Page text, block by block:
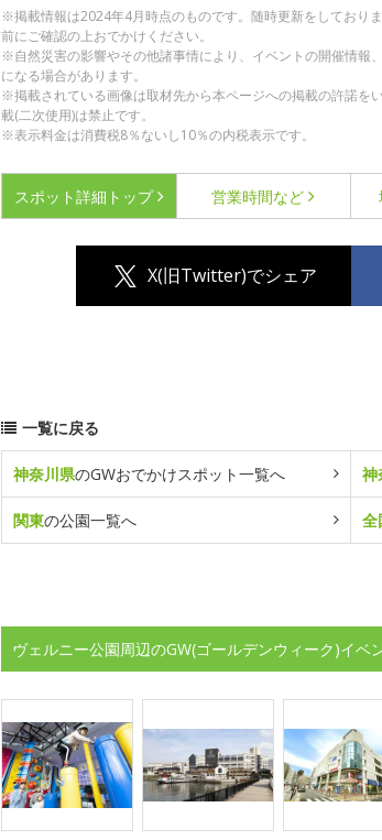
※掲載情報は2024年4月時点のものです。随時更新をしており
前にご確認の上おでかけください。
※自然災害の影響やその他諸事情により、イベントの開催情報
になる場合があります。
※掲載されている画像は取材先から本ページへの掲載の許諾を
載(二次使用)は禁止です。
※表示料金は消費税8％ないし10％の内税表示です。
スポット詳細 トップ 営業時間など
X(旧Twitter)でシェア
一覧に戻る
神奈川県のGWおでかけスポット一覧へ 神
関東の公園一覧へ 全
ヴェルニー公園周辺のGW(ゴールデンウィーク)イベ